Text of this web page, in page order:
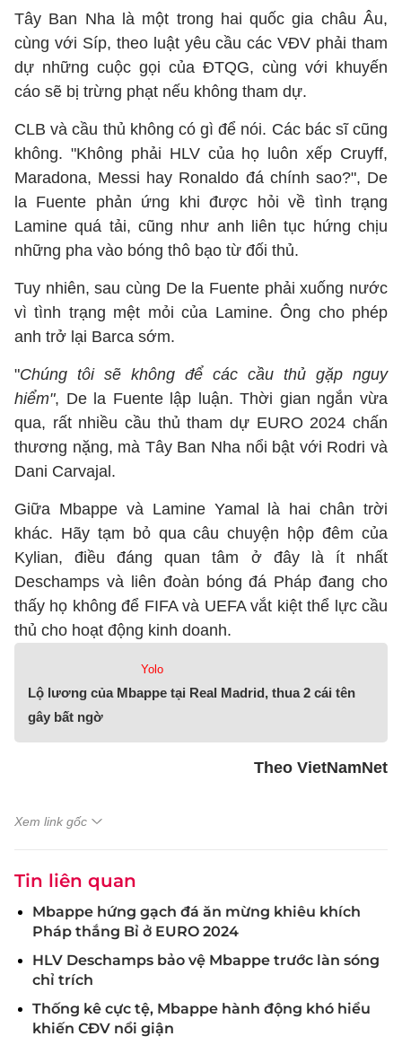
Tây Ban Nha là một trong hai quốc gia châu Âu,
cùng với Síp, theo luật yêu cầu các VĐV phải tham
dự những cuộc gọi của ĐTQG, cùng với khuyến
cáo sẽ bị trừng phạt nếu không tham dự.
CLB và cầu thủ không có gì để nói. Các bác sĩ cũng
không. "Không phải HLV của họ luôn xếp Cruyff,
Maradona, Messi hay Ronaldo đá chính sao?", De
la Fuente phản ứng khi được hỏi về tình trạng
Lamine quá tải, cũng như anh liên tục hứng chịu
những pha vào bóng thô bạo từ đối thủ.
Tuy nhiên, sau cùng De la Fuente phải xuống nước
vì tình trạng mệt mỏi của Lamine. Ông cho phép
anh trở lại Barca sớm.
"Chúng tôi sẽ không để các cầu thủ gặp nguy
hiểm", De la Fuente lập luận. Thời gian ngắn vừa
qua, rất nhiều cầu thủ tham dự EURO 2024 chấn
thương nặng, mà Tây Ban Nha nổi bật với Rodri và
Dani Carvajal.
Giữa Mbappe và Lamine Yamal là hai chân trời
khác. Hãy tạm bỏ qua câu chuyện hộp đêm của
Kylian, điều đáng quan tâm ở đây là ít nhất
Deschamps và liên đoàn bóng đá Pháp đang cho
thấy họ không để FIFA và UEFA vắt kiệt thể lực cầu
thủ cho hoạt động kinh doanh.
Yolo
Lộ lương của Mbappe tại Real Madrid, thua 2 cái tên
gây bất ngờ
Theo VietNamNet
Xem link gốc
Tin liên quan
Mbappe hứng gạch đá ăn mừng khiêu khích
Pháp thắng Bỉ ở EURO 2024
HLV Deschamps bảo vệ Mbappe trước làn sóng
chỉ trích
Thống kê cực tệ, Mbappe hành động khó hiểu
khiến CĐV nổi giận